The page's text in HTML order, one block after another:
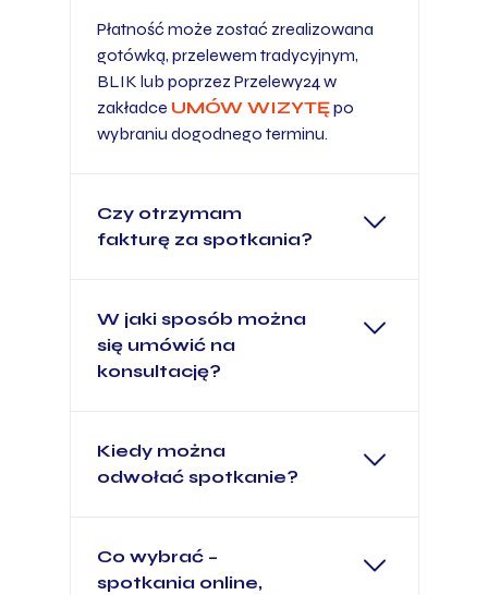
Co wybrać –
spotkania online,
Kiedy można
odwołać spotkanie?
W jaki sposób można
się umówić na
konsultację?
Czy otrzymam
fakturę za spotkania?
Płatność może zostać zrealizowana
gotówką, przelewem tradycyjnym,
BLIK lub poprzez Przelewy24 w
zakładce UMÓW WIZYTĘpo
wybraniu dogodnego terminu.